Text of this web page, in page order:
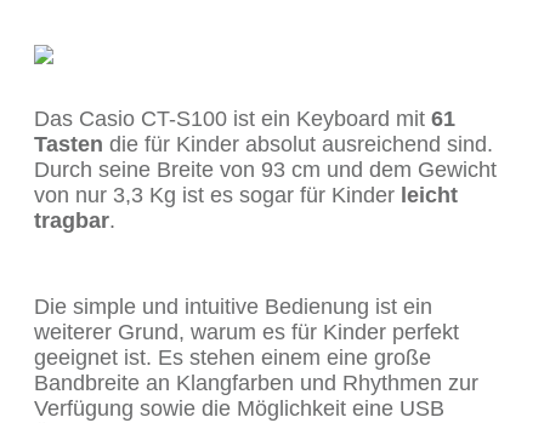
Das Casio CT-S100 ist ein Keyboard mit 61
Tasten die für Kinder absolut ausreichend sind.
Durch seine Breite von 93 cm und dem Gewicht
von nur 3,3 Kg ist es sogar für Kinder leicht
tragbar.
Die simple und intuitive Bedienung ist ein
weiterer Grund, warum es für Kinder perfekt
geeignet ist. Es stehen einem eine große
Bandbreite an Klangfarben und Rhythmen zur
Verfügung sowie die Möglichkeit eine USB